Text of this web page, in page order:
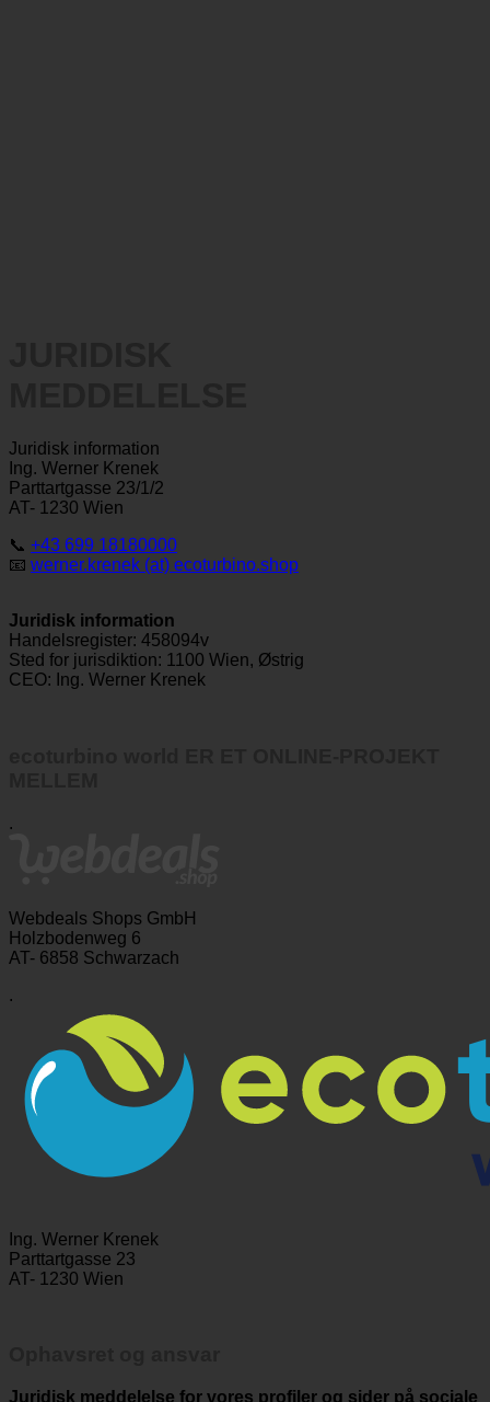
Juridisk information
Ing. Werner Krenek
Parttartgasse 23/1/2
📞 +43 699 18180000
Juridisk information
Handelsregister: 458094v
Sted for jurisdiktion: 1100 Wien, Østrig
Webdeals Shops GmbH
Holzbodenweg 6
Ing. Werner Krenek
Parttartgasse 23